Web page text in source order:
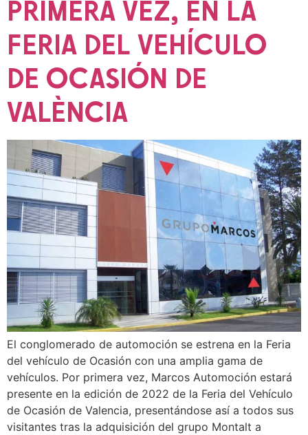
PRIMERA VEZ, EN LA
FERIA DEL VEHÍCULO
DE OCASIÓN DE
VALÈNCIA
El conglomerado de automoción se estrena en la Feria
del vehículo de Ocasión con una amplia gama de
vehículos. Por primera vez, Marcos Automoción estará
presente en la edición de 2022 de la Feria del Vehículo
de Ocasión de Valencia, presentándose así a todos sus
visitantes tras la adquisición del grupo Montalt a